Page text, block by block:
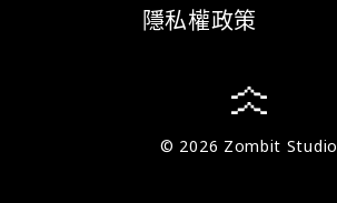
隱私權政策
© 2026 Zombit Studio